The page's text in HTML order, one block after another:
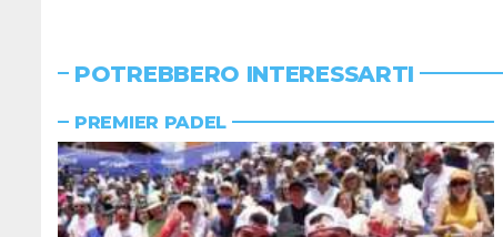
POTREBBERO INTERESSARTI
PREMIER PADEL